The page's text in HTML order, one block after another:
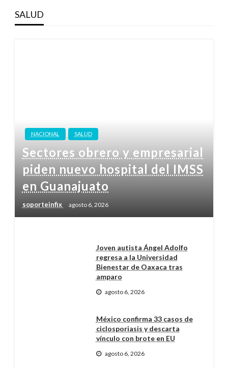
SALUD
NACIONAL SALUD
Sectores obrero y empresarial
piden nuevo hospital del IMSS
en Guanajuato
soporteinfix agosto 6, 2026
Joven autista Ángel Adolfo
regresa a la Universidad
Bienestar de Oaxaca tras
amparo
agosto 6, 2026
México confirma 33 casos de
ciclosporiasis y descarta
vínculo con brote en EU
agosto 6, 2026